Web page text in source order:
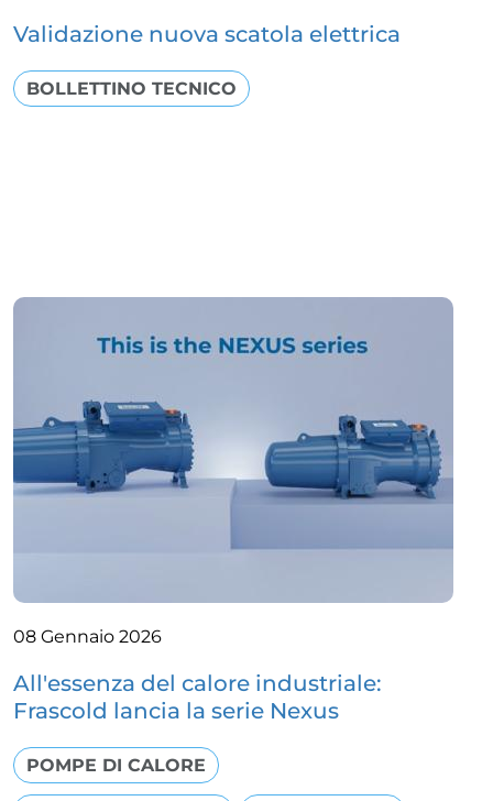
Validazione nuova scatola elettrica
BOLLETTINO TECNICO
08 Gennaio 2026
All'essenza del calore industriale:
Frascold lancia la serie Nexus
POMPE DI CALORE